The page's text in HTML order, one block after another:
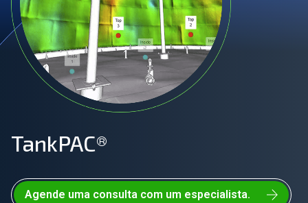
Indústrias
Recursos
Contato
Junte-se à nossa equipe
Sobre nós
TankPAC®
Agende uma consulta com um especialista.